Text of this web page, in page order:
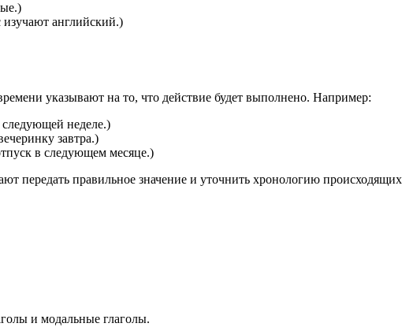
английский.)
указывают на то, что действие будет выполнено. Например:
неделе.)
завтра.)
в следующем месяце.)
передать правильное значение и уточнить хронологию происходящих
и модальные глаголы.